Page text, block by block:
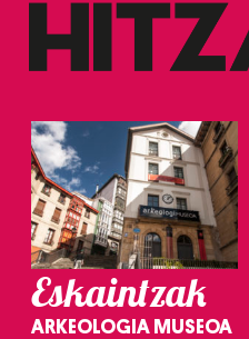
Eskaintzak
ARKEOLOGIA MUSEOA